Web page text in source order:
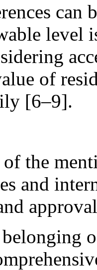
can
level
of
[6–9].
the
and